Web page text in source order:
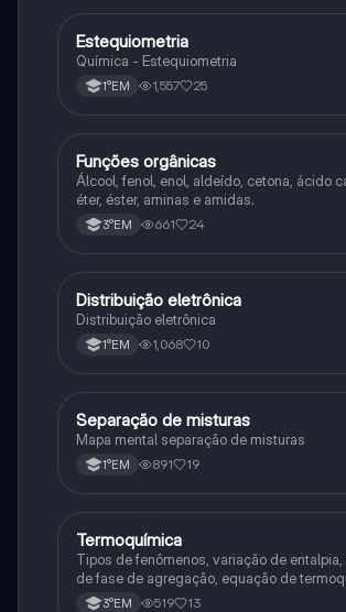
Química
Estequiometria
Química - Estequiometria
1°EM 1,557 25
Química
Funções orgânicas
Álcool, fenol, enol, aldeído, cetona, ácido
éter, éster, aminas e amidas.
3°EM 661 24
Química
Distribuição eletrônica
Distribuição eletrônica
1°EM 1,068 10
Química
Separação de misturas
Mapa mental separação de misturas
1°EM 891 19
Química
Termoquímica
Tipos de fenômenos, variação de
de fase de agregação, equação de
entalpia de formação
3°EM 519 13